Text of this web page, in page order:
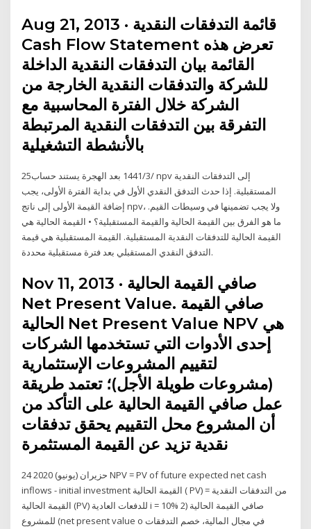
Aug 21, 2013 · قائمة التدفقات النقدية
Cash Flow Statement تعرض هذه
القائمة بيان التدفقات النقدية الداخلة
للشركة والتدفقات النقدية الخارجة من
الشركة خلال الفترة المحاسبية مع
التفرقة بين التدفقات النقدية المرتبطة
بالأنشطة التشغيلية
25‏‏/3‏‏/1441 بعد الهجرة يستند حساب npv إلى التدفقات النقدية
المستقبلية. إذا حدث التدفق النقدي الأول في بداية الفترة الأولى، يجب
إضافة القيمة الأولى إلى ناتج npv، ولا يجب تضمينها في وسيطات القيم.
ما هو الفرق بين القيمة الحالية والقيمة المستقبلية؟ • القيمة الحالية هي
القيمة الحالية للتدفقات النقدية المستقبلية. القيمة المستقبلية هي قيمة
التدفق النقدي المستقبلي بعد فترة مستقبلية محددة.
Nov 11, 2013 · صافي القيمة الحالية
Net Present Value. صافي القيمة
الحالية Net Present Value NPV هي
إحدى الأدوات التي تستخدمها الشركات
لتقييم المشروعات الإستثمارية
(مشروعات طويلة الأجل)؛ تعتمد طريقة
عمل صافي القيمة الحالية على التأكد من
أن المشروع محل التقييم يحقق تدفقات
نقدية تزيد عن القيمة المستثمرة
24 حزيران (يونيو) 2020 NPV = PV of future expected net cash
inflows - initial investment القيمة الحالية ( PV) من التدفقات النقدية =
القيمة الحالية (PV) للدفعات العادية i = 10% 2) صافي القيمة الحالية
للمشروع (net present value o في مجال المالية، خصم التدفقات